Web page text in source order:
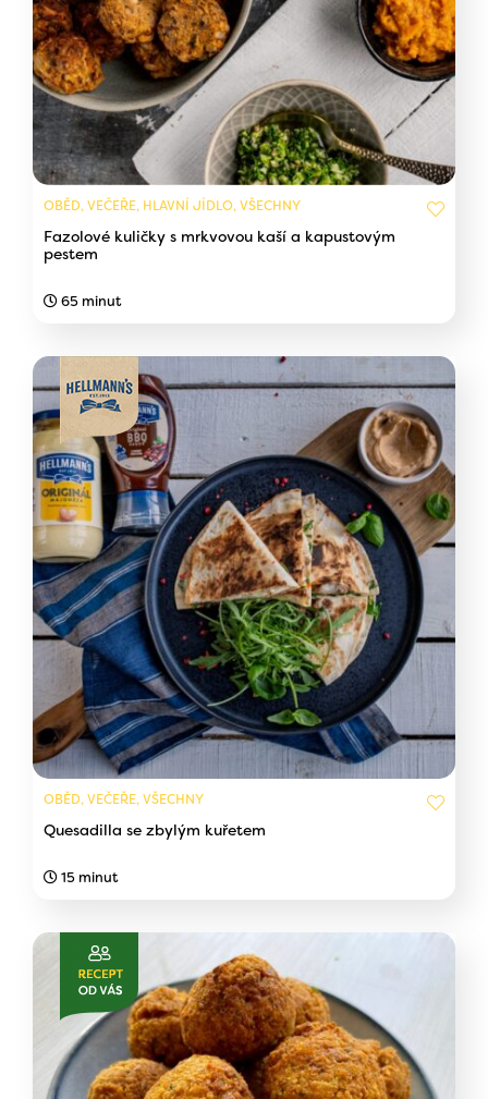
OBĚD, VEČEŘE, HLAVNÍ JÍDLO, VŠECHNY
Fazolové kuličky s mrkvovou kaší a kapustovým
pestem
65 minut
OBĚD, VEČEŘE, VŠECHNY
Quesadilla se zbylým kuřetem
15 minut